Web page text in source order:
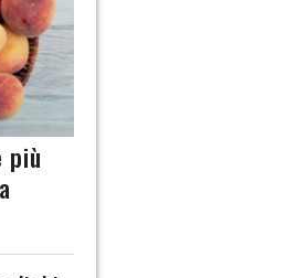
più